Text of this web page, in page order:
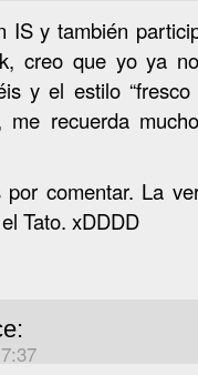
IS y también
creo que yo ya
y el estilo
me recuerda
comentar. La
Tato. xDDDD